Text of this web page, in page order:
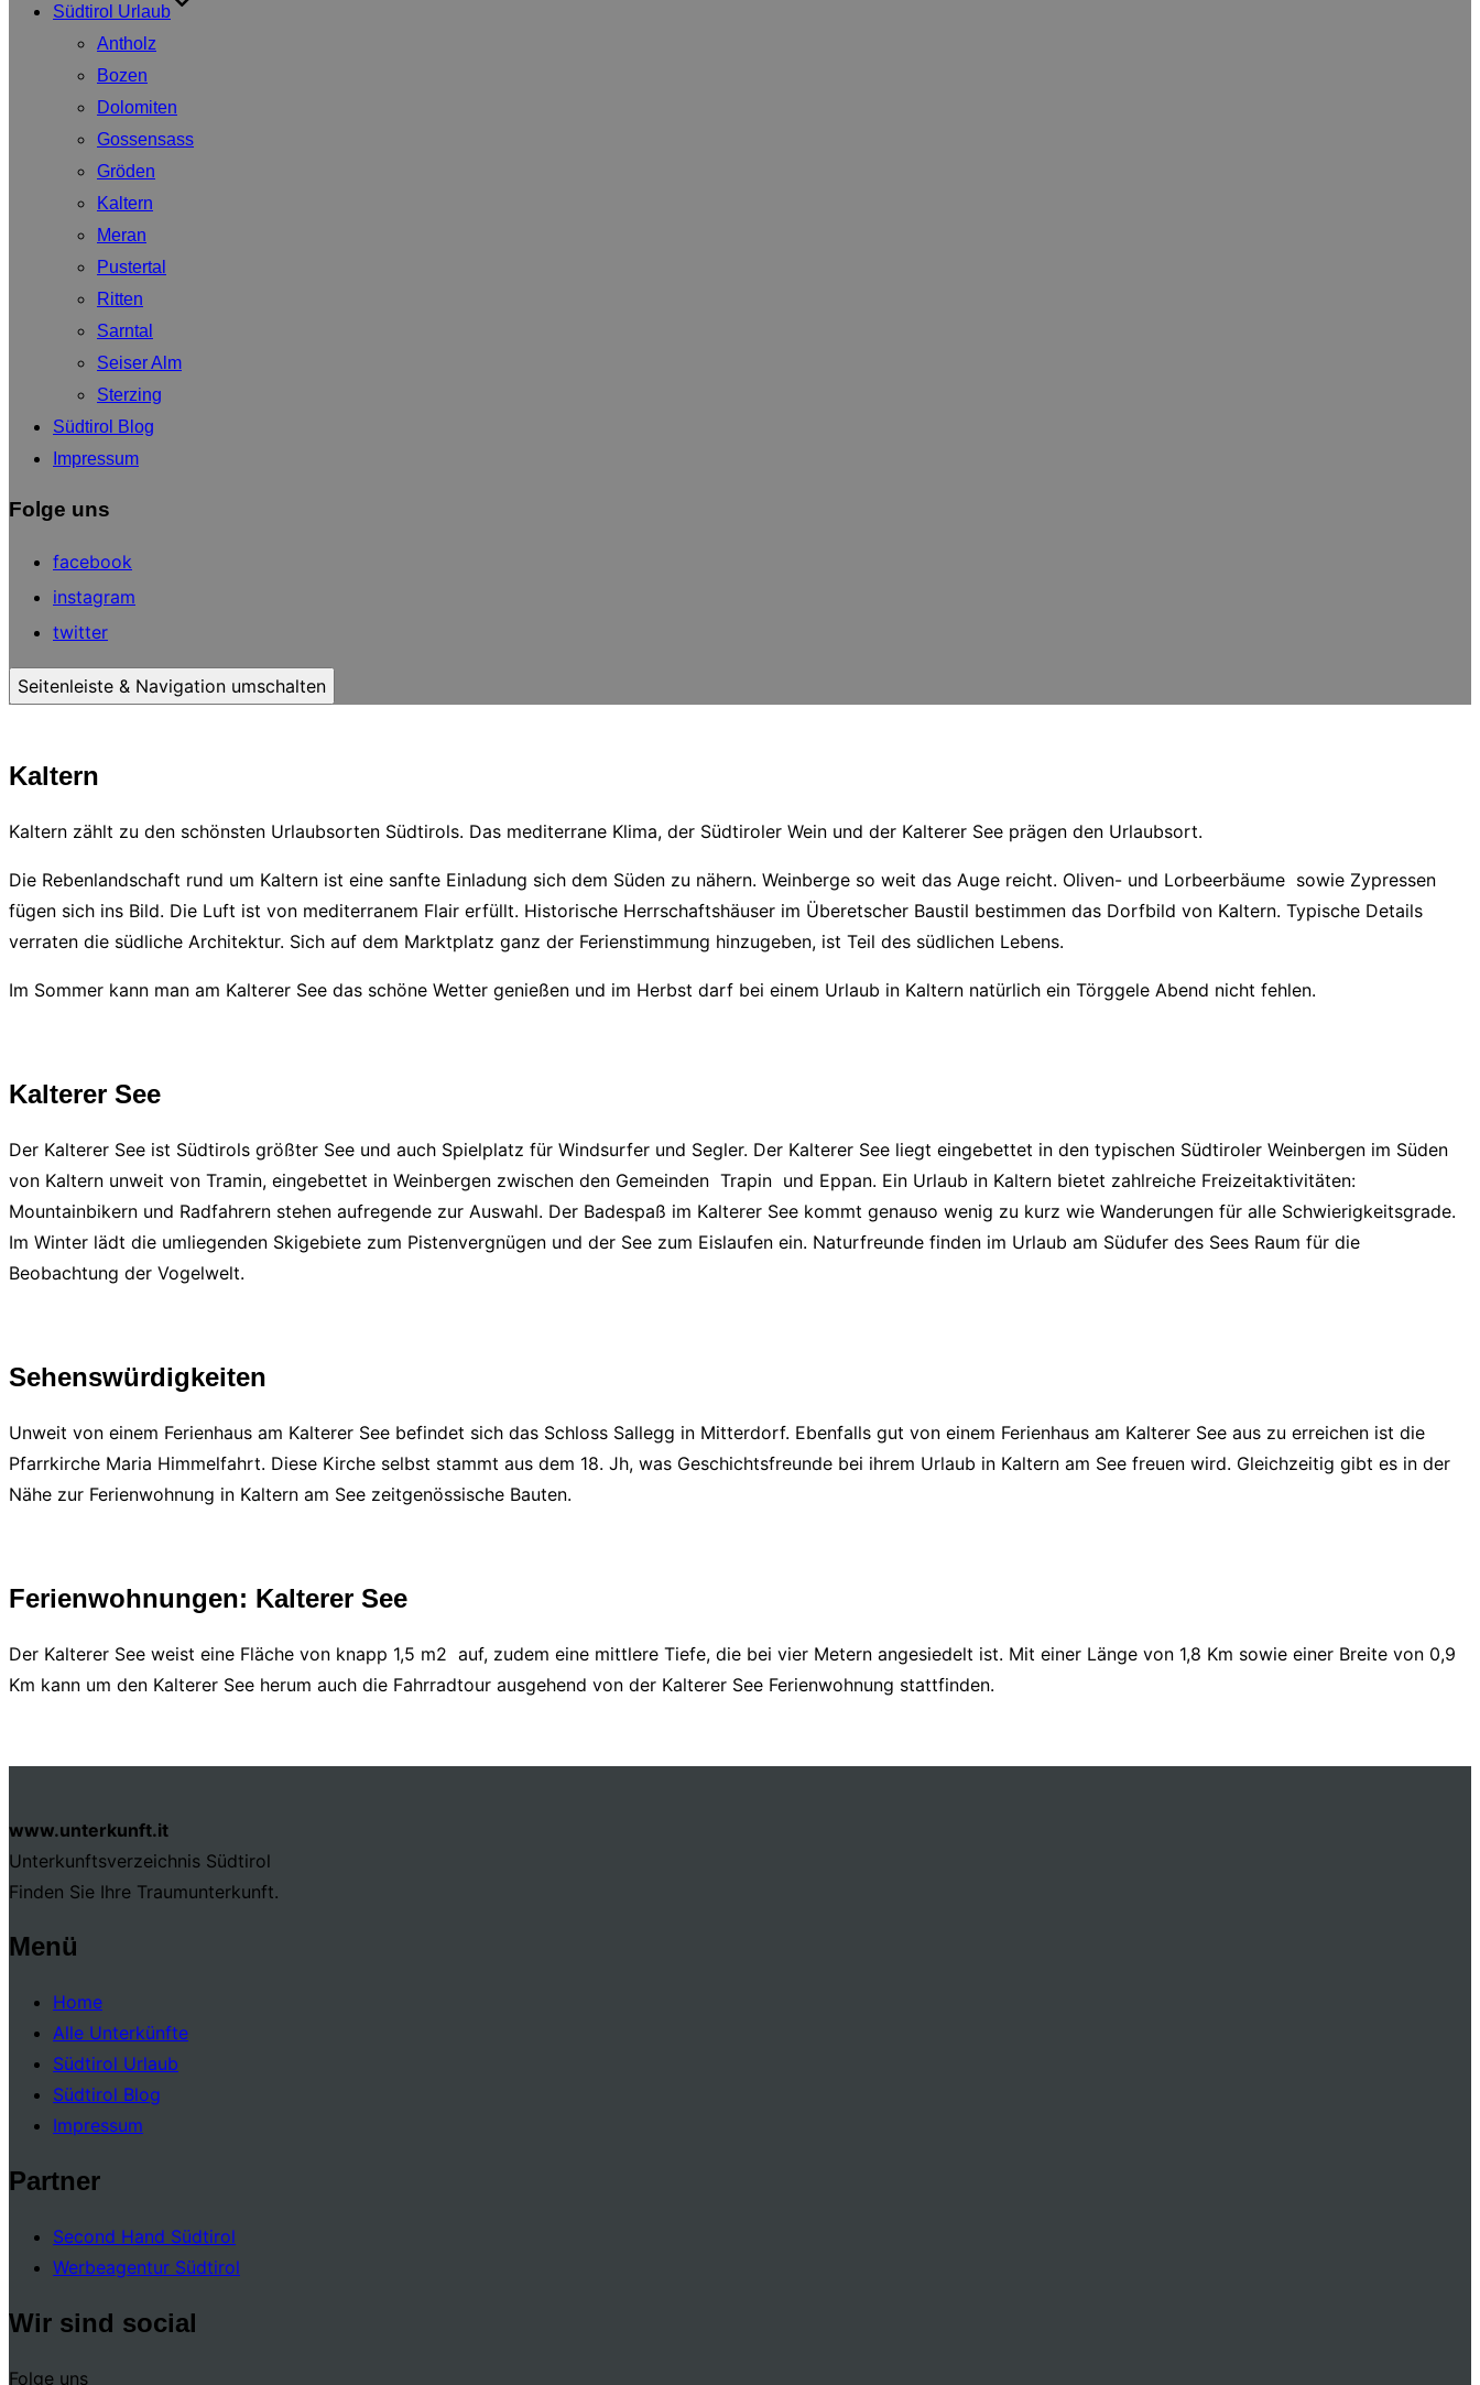
Südtirol Urlaub
Antholz
Bozen
Dolomiten
Gossensass
Gröden
Kaltern
Meran
Pustertal
Ritten
Sarntal
Seiser Alm
Sterzing
Südtirol Blog
Impressum
Folge uns
facebook
instagram
twitter
Seitenleiste & Navigation umschalten
Kaltern
Kaltern zählt zu den schönsten Urlaubsorten Südtirols. Das mediterrane Klima, der Südtiroler Wein und der Kalterer See prägen den Urlaubsort.
Die Rebenlandschaft rund um Kaltern ist eine sanfte Einladung sich dem Süden zu nähern. Weinberge so weit das Auge reicht. Oliven- und Lorbeerbäume sowie Zypressen
fügen sich ins Bild. Die Luft ist von mediterranem Flair erfüllt. Historische Herrschaftshäuser im Überetscher Baustil bestimmen das Dorfbild von Kaltern. Typische Details
verraten die südliche Architektur. Sich auf dem Marktplatz ganz der Ferienstimmung hinzugeben, ist Teil des südlichen Lebens.
Im Sommer kann man am Kalterer See das schöne Wetter genießen und im Herbst darf bei einem Urlaub in Kaltern natürlich ein Törggele Abend nicht fehlen.
Kalterer See
Der Kalterer See ist Südtirols größter See und auch Spielplatz für Windsurfer und Segler. Der Kalterer See liegt eingebettet in den typischen Südtiroler Weinbergen im Süden
von Kaltern unweit von Tramin, eingebettet in Weinbergen zwischen den Gemeinden Trapin und Eppan. Ein Urlaub in Kaltern bietet zahlreiche Freizeitaktivitäten:
Mountainbikern und Radfahrern stehen aufregende zur Auswahl. Der Badespaß im Kalterer See kommt genauso wenig zu kurz wie Wanderungen für alle Schwierigkeitsgrade.
Im Winter lädt die umliegenden Skigebiete zum Pistenvergnügen und der See zum Eislaufen ein. Naturfreunde finden im Urlaub am Südufer des Sees Raum für die
Beobachtung der Vogelwelt.
Sehenswürdigkeiten
Unweit von einem Ferienhaus am Kalterer See befindet sich das Schloss Sallegg in Mitterdorf. Ebenfalls gut von einem Ferienhaus am Kalterer See aus zu erreichen ist die
Pfarrkirche Maria Himmelfahrt. Diese Kirche selbst stammt aus dem 18. Jh, was Geschichtsfreunde bei ihrem Urlaub in Kaltern am See freuen wird. Gleichzeitig gibt es in der
Nähe zur Ferienwohnung in Kaltern am See zeitgenössische Bauten.
Ferienwohnungen: Kalterer See
Der Kalterer See weist eine Fläche von knapp 1,5 m2 auf, zudem eine mittlere Tiefe, die bei vier Metern angesiedelt ist. Mit einer Länge von 1,8 Km sowie einer Breite von 0,9
Km kann um den Kalterer See herum auch die Fahrradtour ausgehend von der Kalterer See Ferienwohnung stattfinden.
www.unterkunft.it
Unterkunftsverzeichnis Südtirol
Finden Sie Ihre Traumunterkunft.
Menü
Home
Alle Unterkünfte
Südtirol Urlaub
Südtirol Blog
Impressum
Partner
Second Hand Südtirol
Werbeagentur Südtirol
Wir sind social
Folge uns